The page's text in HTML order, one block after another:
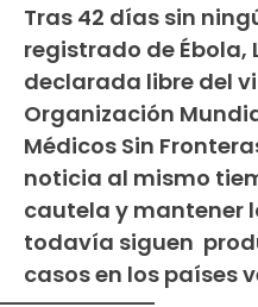
Tras 42 días sin
registrado de Ébola,
declarada libre del
Organización
Médicos Sin
noticia al mismo
cautela y mantener
todavía siguen
casos en los países